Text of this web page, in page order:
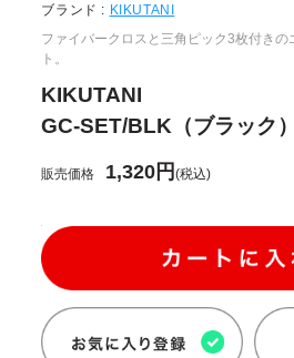
ブランド : KIKUTANI
ファイバークロスと三角ピック3枚付きの
ト。
KIKUTANI
GC-SET/BLK（ブラック）
販売価格 1,320円(税込)